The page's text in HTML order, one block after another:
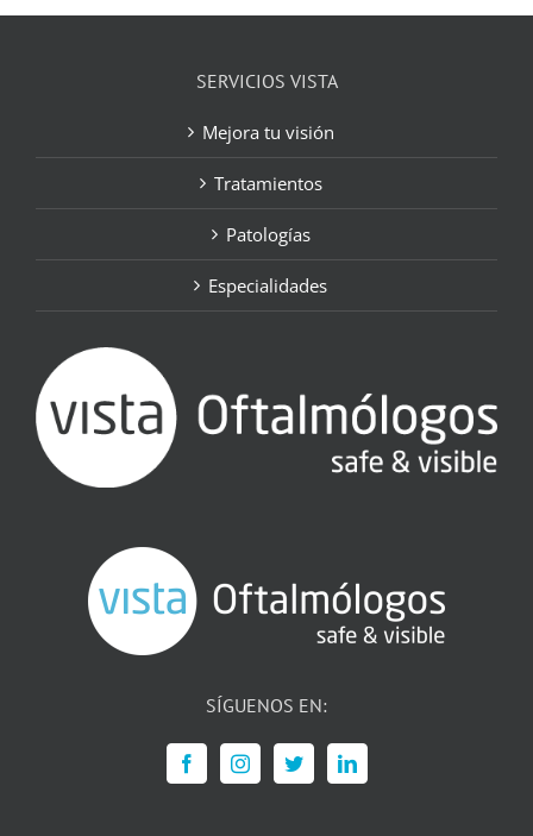
SERVICIOS VISTA
Mejora tu visión
Tratamientos
Patologías
Especialidades
SÍGUENOS EN: